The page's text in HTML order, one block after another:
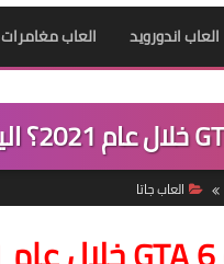
العاب اندورويد العاب مغامرات
العاب جاتا